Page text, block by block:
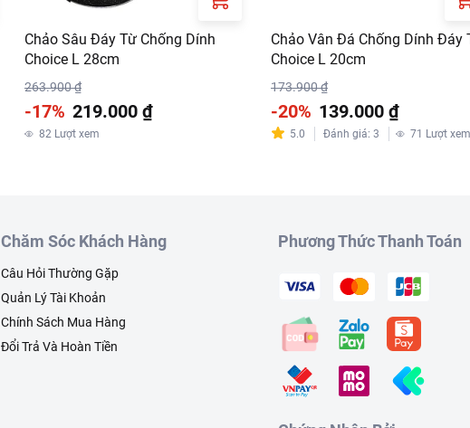
Chảo Sâu Đáy Từ Chống Dính
Choice L 28cm
263.900 ₫
-17% 219.000 ₫
82 Lượt xem
Chảo Vân Đá Chống Dính Đáy
Choice L 20cm
173.900 ₫
-20% 139.000 ₫
5.0 Đánh giá: 3 71 Lượt xem
Chăm Sóc Khách Hàng
Câu Hỏi Thường Gặp
Quản Lý Tài Khoản
Chính Sách Mua Hàng
Đổi Trả Và Hoàn Tiền
Phương Thức Thanh Toán